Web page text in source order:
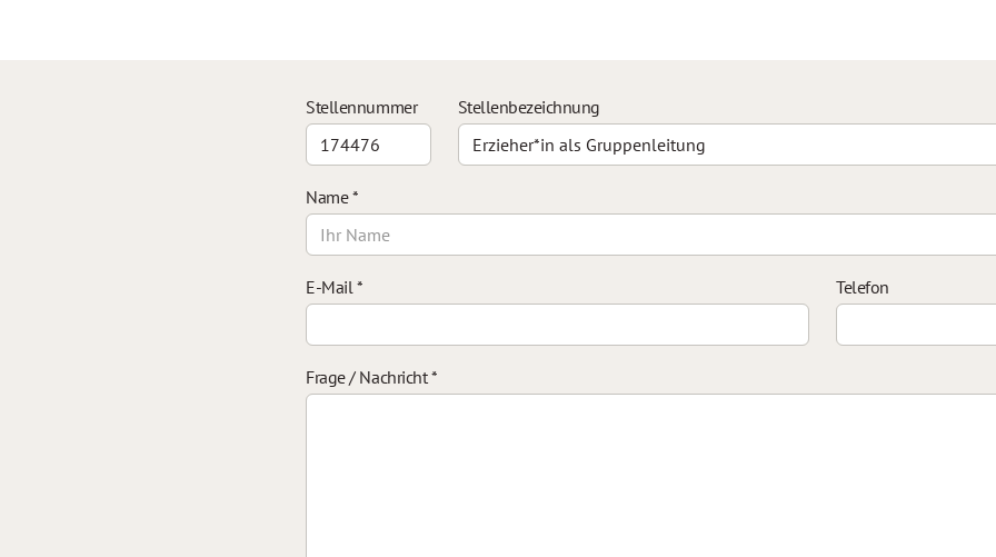
Stellennummer Stellenbezeichnung
Name*
E-Mail* Telefon
Frage / Nachricht*